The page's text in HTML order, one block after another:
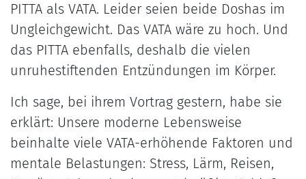
PITTA als VATA. Leider seien beide Doshas im
Ungleichgewicht. Das VATA wäre zu hoch. Und
das PITTA ebenfalls, deshalb die vielen
unruhestiftenden Entzündungen im Körper.
Ich sage, bei ihrem Vortrag gestern, habe sie
erklärt: Unsere moderne Lebensweise
beinhalte viele VATA-erhöhende Faktoren und
mentale Belastungen: Stress, Lärm, Reisen,